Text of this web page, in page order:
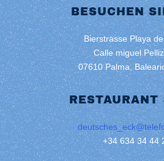
BESUCHEN
Bierstrasse Playa
Calle miguel
07610 Palma,
+34 634 34 44